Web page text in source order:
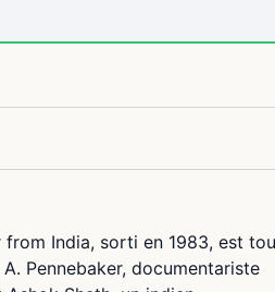
India, sorti en 1983, est
Pennebaker, documentariste